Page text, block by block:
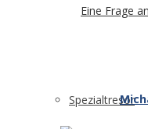
Spezialtresor
Eine Frage